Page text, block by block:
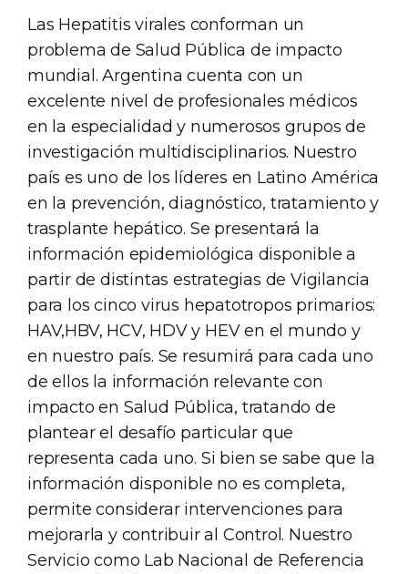
Las Hepatitis virales conforman un
problema de Salud Pública de impacto
mundial. Argentina cuenta con un
excelente nivel de profesionales médicos
en la especialidad y numerosos grupos de
investigación multidisciplinarios. Nuestro
país es uno de los líderes en Latino América
en la prevención, diagnóstico, tratamiento y
trasplante hepático. Se presentará la
información epidemiológica disponible a
partir de distintas estrategias de Vigilancia
para los cinco virus hepatotropos primarios:
HAV,HBV, HCV, HDV y HEV en el mundo y
en nuestro país. Se resumirá para cada uno
de ellos la información relevante con
impacto en Salud Pública, tratando de
plantear el desafío particular que
representa cada uno. Si bien se sabe que la
información disponible no es completa,
permite considerar intervenciones para
mejorarla y contribuir al Control. Nuestro
Servicio como Lab Nacional de Referencia